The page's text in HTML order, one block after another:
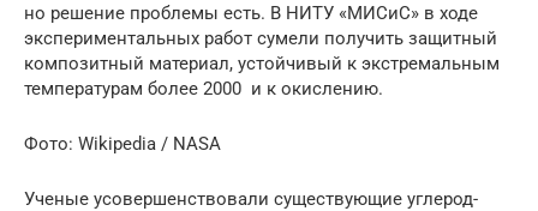
но решение проблемы есть. В НИТУ «МИСиС» в ходе
экспериментальных работ сумели получить защитный
композитный материал, устойчивый к экстремальным
температурам более 2000 и к окислению.
Фото: Wikipedia / NASA
Ученые усовершенствовали существующие углерод-